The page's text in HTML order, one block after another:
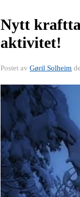
Nytt
aktivitet!
Postet av Gøril Solheim